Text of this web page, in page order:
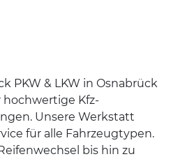
PKW & LKW in Osnabrück
hochwertige Kfz-
Unsere Werkstatt
für alle Fahrzeugtypen.
bis hin zu